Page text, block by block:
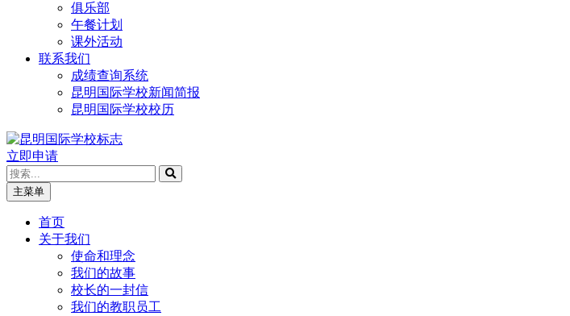
俱乐部
午餐计划
课外活动
联系我们
成绩查询系统
昆明国际学校新闻简报
昆明国际学校校历
立即申请
主菜单
首页
关于我们
使命和理念
我们的故事
校长的一封信
我们的教职员工